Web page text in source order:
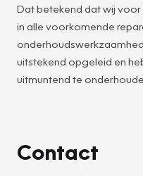
Dat betekend dat wij
in alle voorkomende
uitstekend opgeleid en
uitmuntend te
Contact